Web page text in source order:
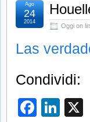
Oggi on
Ago
24
2014
Las
Condividi: